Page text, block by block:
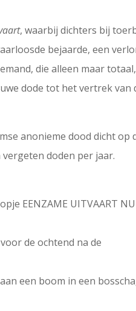
, waarbij dichters bij
bejaarde, een
die alleen maar totaal,
dode tot het vertrek van
anonieme dood dicht op
doden per jaar.
EENZAME UITVAART
de ochtend na de
een boom in een